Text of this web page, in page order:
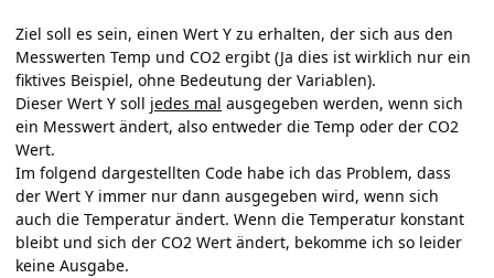
Ziel soll es sein, einen Wert Y zu erhalten, der sich aus den
Messwerten Temp und CO2 ergibt (Ja dies ist wirklich nur ein
fiktives Beispiel, ohne Bedeutung der Variablen).
Dieser Wert Y soll jedes mal ausgegeben werden, wenn sich
ein Messwert ändert, also entweder die Temp oder der CO2
Wert.
Im folgend dargestellten Code habe ich das Problem, dass
der Wert Y immer nur dann ausgegeben wird, wenn sich
auch die Temperatur ändert. Wenn die Temperatur konstant
bleibt und sich der CO2 Wert ändert, bekomme ich so leider
keine Ausgabe.